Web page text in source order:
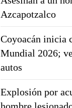
Azcapotzalco
Coyoacán inicia
Mundial 2026;
autos
Explosión por